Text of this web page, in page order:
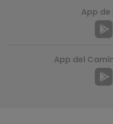
App
App del